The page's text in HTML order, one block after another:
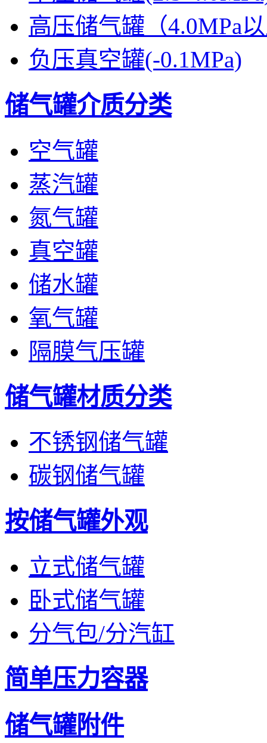
高压储气罐（4.0MPa
负压真空罐(-0.1MPa)
储气罐介质分类
空气罐
蒸汽罐
氮气罐
真空罐
储水罐
氧气罐
隔膜气压罐
储气罐材质分类
不锈钢储气罐
碳钢储气罐
按储气罐外观
立式储气罐
卧式储气罐
分气包/分汽缸
简单压力容器
储气罐附件